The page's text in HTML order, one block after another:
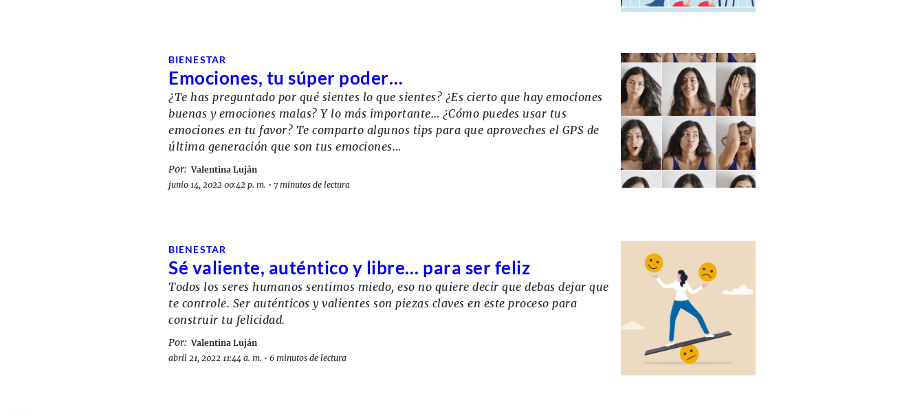
BIENESTAR
Emociones, tu súper poder…
¿Te has preguntado por qué sientes lo que sientes? ¿Es cierto que hay emociones
buenas y emociones malas? Y lo más importante… ¿Cómo puedes usar tus
emociones en tu favor? Te comparto algunos tips para que aproveches el GPS de
última generación que son tus emociones…
Por: Valentina Luján
junio 14, 2022 00:42 p. m. • 7 minutos de lectura
BIENESTAR
Sé valiente, auténtico y libre… para ser feliz
Todos los seres humanos sentimos miedo, eso no quiere decir que debas dejar que
te controle. Ser auténticos y valientes son piezas claves en este proceso para
construir tu felicidad.
Por: Valentina Luján
abril 21, 2022 11:44 a. m. • 6 minutos de lectura